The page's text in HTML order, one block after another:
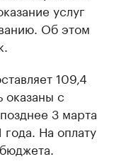
услуг
Об этом
109,4
оказаны с
3 марта
На оплату